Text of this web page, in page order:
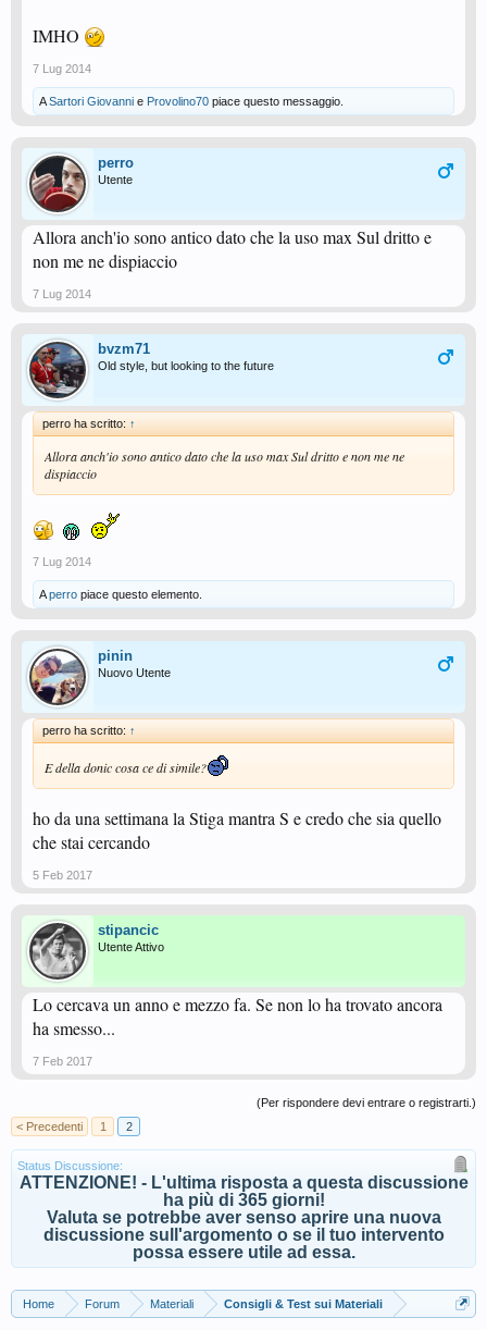
IMHO
7 Lug 2014
ASartori Giovanni e Provolino70 piace questo messaggio.
perro
Utente
Allora anch'io sono antico dato che la uso max Sul dritto e
non me ne dispiaccio
7 Lug 2014
bvzm71
Old style, but looking to the future
perro ha scritto: ↑
Allora anch'io sono antico dato che la uso max Sul dritto e non me ne
dispiaccio
7 Lug 2014
Aperro piace questo elemento.
pinin
Nuovo Utente
perro ha scritto: ↑
E della donic cosa ce di simile?
ho da una settimana la Stiga mantra S e credo che sia quello
che stai cercando
5 Feb 2017
stipancic
Utente Attivo
Lo cercava un anno e mezzo fa. Se non lo ha trovato ancora
ha smesso...
7 Feb 2017
(Per rispondere devi entrare o registrarti.)
< Precedenti
1 2
Status Discussione:
ATTENZIONE! - L'ultima risposta a questa discussione
ha più di 365 giorni!
Valuta se potrebbe aver senso aprire una nuova
discussione sull'argomento o se il tuo intervento
possa essere utile ad essa.
Home Forum Materiali Consigli & Test sui Materiali